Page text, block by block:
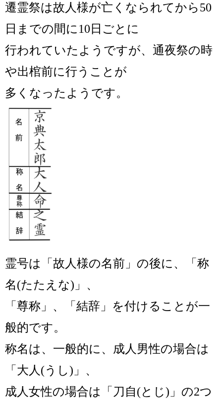
遷霊祭は故人様が亡くなられてから50
日までの間に10日ごとに
行われていたようですが、 通夜祭の時
や出棺前に行うことが
多くなったようです。
霊号は「故人様の名前」の後に、「称
名(たたえな)」、
「尊称」、「結辞」を付けることが一
般的です。
称名は、一般的に、成人男性の場合は
「大人(うし)」、
成人女性の場合は「刀自(とじ)」の2つ